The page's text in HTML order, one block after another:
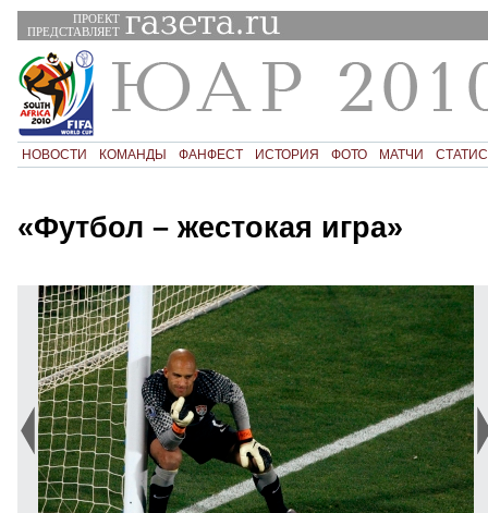
ПРОЕКТ
ПРЕДСТАВЛЯЕТ
НОВОСТИ КОМАНДЫ ФАНФЕСТ ИСТОРИЯ ФОТО МАТЧИ
«Футбол – жестокая игра»